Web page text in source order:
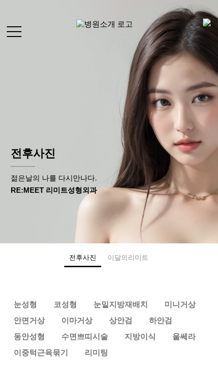
회원가입
카카오상담
네이버예약
전후사진
병원소
+
거상/리
프팅
+
하안검/
눈밑지
방재배
+
+
코성형
전후사
진
+
+
거상/리프팅
하안검/눈밑지방재배치
눈성형
코성형
전후사진
젊은날의 나를 다시만나다.
RE:MEET 리미트성형외과
전후사진 이달의리미트
눈성형 코성형 눈밑지방재배치
미니거상
안면거상
이마거상 상안검
하안검
동안성형
수면쁘띠시술 지방이식
울쎄라
이중턱근육묶기
리미팅